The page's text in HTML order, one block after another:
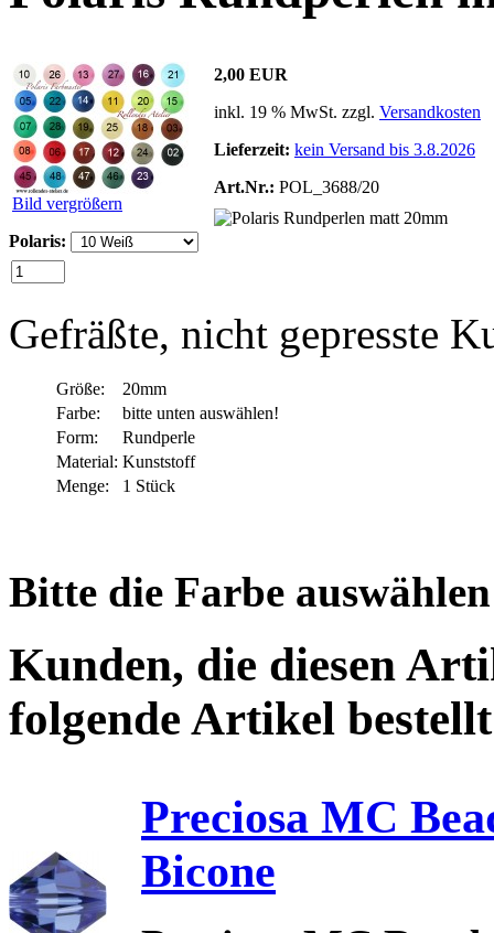
Bild vergrößern
2,00 EUR
inkl. 19 % MwSt. zzgl. Versandkosten
Lieferzeit: kein Versand bis 3.8.2026
Art.Nr.: POL_3688/20
Polaris:
Gefräßte, nicht gepresste
Größe:
20mm
Farbe:
bitte unten auswählen!
Form:
Rundperle
Material: Kunststoff
Menge:
1 Stück
Bitte die Farbe
Kunden, die diesen
folgende Artikel
Preciosa MC
Bicone